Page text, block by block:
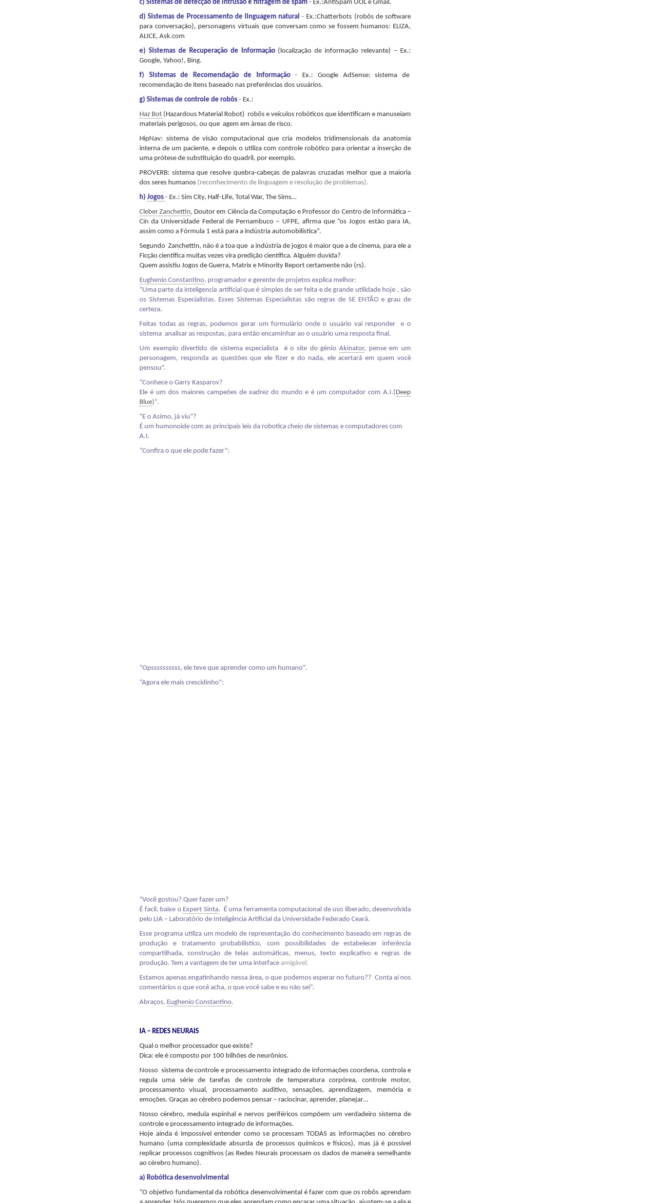
c) Sistemas de detecção de intrusão e filtragem de spam- Ex.:AntiSpam UOL e Gmail.
d) Sistemas de Processamento de linguagem natural - Ex.:Chatterbots (robôs de software
para conversação), personagens virtuais que conversam como se fossem humanos: ELIZA,
ALICE, Ask.com
e) Sistemas de Recuperação de Informação (localização de informação relevante) – Ex.:
Google, Yahoo!, Bing.
f)
Sistemas de Recomendação de Informação
- Ex.: Google AdSense: sistema de
recomendação de itens baseado nas preferências dos usuários.
g) Sistemas de controle de robôs- Ex.:
Haz Bot (Hazardous Material Robot) robôs e veículos robóticos que identificam e manuseiam
materiais perigosos, ou que agem em àreas de risco.
HipNav: sistema de visão computacional que cria modelos tridimensionais da anatomia
interna de um paciente, e depois o utiliza com controle robótico para orientar a inserção de
uma prótese de substituição do quadril, por exemplo.
PROVERB: sistema que resolve quebra-cabeças de palavras cruzadas melhor que a maioria
dos seres humanos (reconhecimento de linguagem e resolução de problemas).
h) Jogos- Ex.: Sim City, Half-Life, Total War, The Sims…
Cleber Zanchettin, Doutor em Ciência da Computação e Professor do Centro de Informática –
Cin da Universidade Federal de Pernambuco – UFPE, afirma que “os Jogos estão para IA,
assim como a Fórmula 1 está para a indústria automobilística”.
Segundo Zanchettin, não é a toa que a indústria de jogos é maior que a de cinema, para ele a
Ficção científica muitas vezes vira predição científica. Alguém duvida?
Quem assistiu Jogos de Guerra, Matrix e Minority Report certamente não (rs).
Eughenio Constantino, programador e gerente de projetos explica melhor:
“Uma parte da inteligencia artificial que é simples de ser feita e de grande utilidade hoje , são
os Sistemas Especialistas. Esses Sistemas Especialistas são regras de SE ENTÃO e grau de
certeza.
Feitas todas as regras, podemos gerar um formulário onde o usuário vai responder e o
sistema analisar as respostas, para então encaminhar ao o usuário uma resposta final.
Um exemplo divertido de sistema especialista é o site do gênio Akinator, pense em um
personagem, responda as questões que ele fizer e do nada, ele acertará em quem você
pensou”.
“Conhece oGarry Kasparov?
Ele é um dos maiores campeões de xadrez do mundo e é um computador com A.I.(Deep
Blue)”.
“E o Asimo, já viu”?
É um humonoide com as principais leis da robotica cheio de sistemas e computadores com
A.I.
“Confira o que ele pode fazer”:
“Opssssssssss, ele teve que aprender como um humano”.
“Agora ele mais crescidinho”:
“Você gostou? Quer fazer um?
É facil, baixe o Expert Sinta. É uma ferramenta computacional de uso liberado, desenvolvida
pelo LIA – Laboratório de Inteligência Artificial da Universidade Federado Ceará.
Esse programa utiliza um modelo de representação do conhecimento baseado em regras de
produção e tratamento probabilístico, com possibilidades de estabelecer inferência
compartilhada, construção de telas automáticas, menus, texto explicativo e regras de
produção. Tem a vantagem de ter uma interfaceamigável.
Estamos apenas engatinhando nessa área, o que podemos esperar no futuro?? Conta aí nos
comentários o que você acha, o que você sabe e eu não sei”.
Abraços, Eughenio Constantino.
IA – REDES NEURAIS
Qual o melhor processador que existe?
Dica: ele é composto por 100 bilhões de neurônios.
Nosso sistema de controle e processamento integrado de informações coordena, controla e
regula uma série de tarefas de controle de temperatura corpórea, controle motor,
processamento visual, processamento auditivo, sensações, aprendizagem, memória e
emoções. Graças ao cérebro podemos pensar – raciocinar, aprender, planejar…
Nosso cérebro, medula espinhal e nervos periféricos compõem um verdadeiro sistema de
controle e processamento integrado de informações.
Hoje ainda é impossível entender como se processam TODAS as informações no cérebro
humano (uma complexidade absurda de processos químicos e físicos), mas já é possível
replicar processos cognitivos (as Redes Neurais processam os dados de maneira semelhante
ao cérebro humano).
a) Robótica desenvolvimental
“O objetivo fundamental da robótica desenvolvimental é fazer com que os robôs aprendam